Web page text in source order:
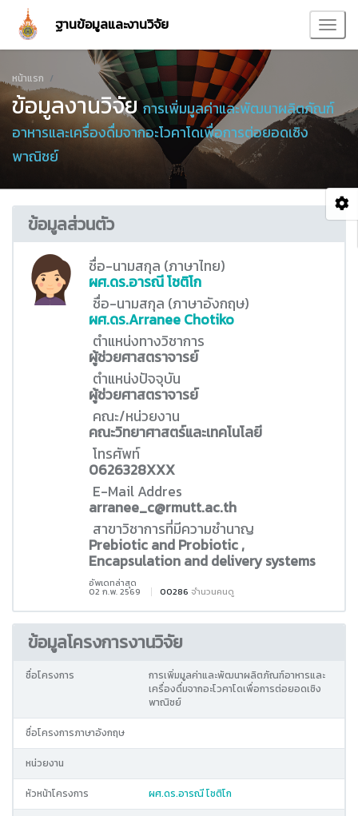
ฐานข้อมูลและงานวิจัย
หน้าแรก
ข้อมูลงานวิจัยการเพิ่มมูลค่าและพัฒนาผลิตภัณฑ์
อาหารและเครื่องดื่มจากอะโวคาโดเพื่อการต่อยอดเชิง
พาณิชย์
ข้อมูลส่วนตัว
ชื่อ-นามสกุล (ภาษาไทย)
ผศ.ดร.อารณี โชติโก
ชื่อ-นามสกุล (ภาษาอังกฤษ)
ผศ.ดร.Arranee Chotiko
ตำแหน่งทางวิชาการ
ผู้ช่วยศาสตราจารย์
ตำแหน่งปัจจุบัน
ผู้ช่วยศาสตราจารย์
คณะ/หน่วยงาน
คณะวิทยาศาสตร์และเทคโนโลยี
โทรศัพท์
0626328XXX
E-Mail Addres
arranee_c@rmutt.ac.th
สาขาวิชาการที่มีความชำนาญ
Prebiotic and Probiotic ,
Encapsulation and delivery systems
อัพเดทล่าสุด
02 ก.พ. 2569 00286 จำนวนคนดู
ข้อมูลโครงการงานวิจัย
ชื่อโครงการ
การเพิ่มมูลค่าและพัฒนาผลิตภัณฑ์อาหารและ
เครื่องดื่มจากอะโวคาโดเพื่อการต่อยอดเชิง
พาณิชย์
ชื่อโครงการภาษาอังกฤษ
หน่วยงาน
หัวหน้าโครงการ ผศ.ดร.อารณี โชติโก